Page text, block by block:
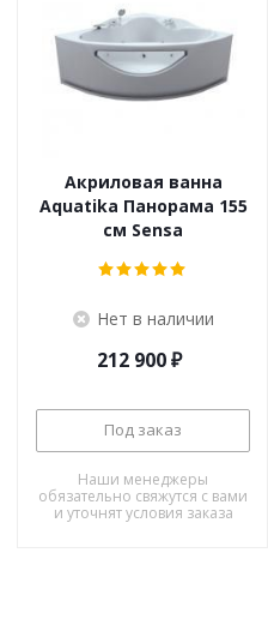
Акриловая ванна
Aquatika Панорама 155
см Sensa
Нет в наличии
212 900₽
Под заказ
Наши менеджеры
обязательно свяжутся с вами
и уточнят условия заказа